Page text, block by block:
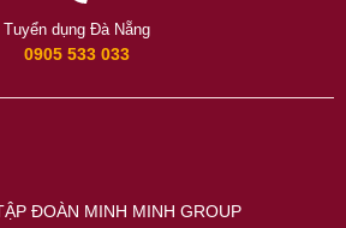
Tuyển dụng Đà Nẵng
0905 533 033
ĐOÀN MINH MINH GROUP